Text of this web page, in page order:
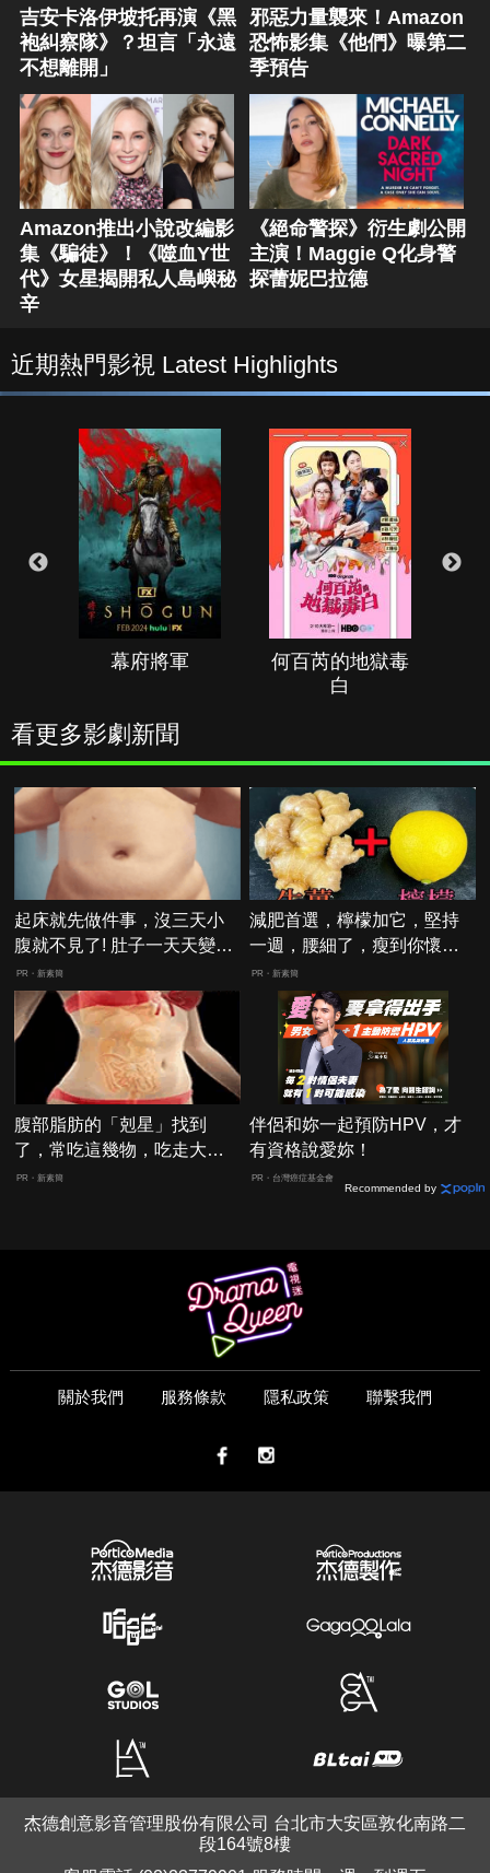
吉安卡洛伊坡托再演《黑
袍糾察隊》？坦言「永遠
不想離開」
邪惡力量襲來！Amazon
恐怖影集《他們》曝第二
季預告
Amazon推出小說改編影
集《騙徒》！《噬血Y世
代》女星揭開私人島嶼秘
辛
《絕命警探》衍生劇公開
主演！Maggie Q化身警
探蕾妮巴拉德
近期熱門影視 Latest Highlights
幕府將軍
何百芮的地獄毒
白
看更多影劇新聞
起床就先做件事，沒三天小
腹就不見了! 肚子一天天變
小！
PR・新素簡
減肥首選，檸檬加它，堅持
一週，腰細了，瘦到你懷疑
人生
PR・新素簡
腹部脂肪的「剋星」找到
了，常吃這幾物，吃走大肚
囊，瘦出小蠻腰
PR・新素簡
伴侶和妳一起預防HPV，才
有資格說愛妳！
PR・台灣癌症基金會
Recommended by
關於我們 服務條款 隱私政策 聯繫我們
杰德創意影音管理股份有限公司 台北市大安區敦化南路二
段164號8樓